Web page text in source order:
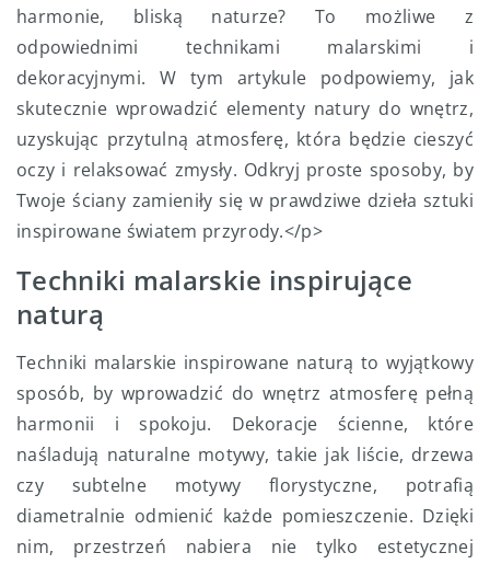
harmonie, bliską naturze? To możliwe z
odpowiednimi technikami malarskimi i
dekoracyjnymi. W tym artykule podpowiemy, jak
skutecznie wprowadzić elementy natury do wnętrz,
uzyskując przytulną atmosferę, która będzie cieszyć
oczy i relaksować zmysły. Odkryj proste sposoby, by
Twoje ściany zamieniły się w prawdziwe dzieła sztuki
inspirowane światem przyrody.</p>
Techniki malarskie inspirujące
naturą
Techniki malarskie inspirowane naturą to wyjątkowy
sposób, by wprowadzić do wnętrz atmosferę pełną
harmonii i spokoju. Dekoracje ścienne, które
naśladują naturalne motywy, takie jak liście, drzewa
czy subtelne motywy florystyczne, potrafią
diametralnie odmienić każde pomieszczenie. Dzięki
nim, przestrzeń nabiera nie tylko estetycznej